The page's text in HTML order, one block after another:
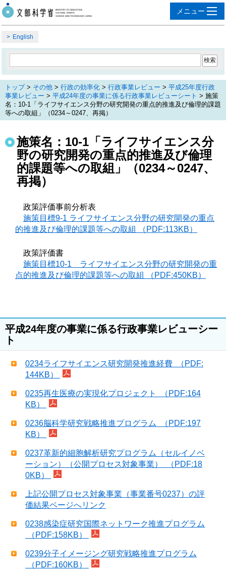
English
トップ> その他 > 行政の効率化 > 行政事業レビュー > 平成25年度行政
事業レビュー > 平成24年度の事業に係る行政事業レビューシート > 施策
名：10-1「ライフサイエンス分野の研究開発の重点的推進及び倫理的課題
等への取組」（0234～0247、再掲）
施策名：10-1「ライフサイエンス分
野の研究開発の重点的推進及び倫理
的課題等への取組」（0234～0247、
再掲）
政策評価事前分析表
施策目標9-1 ライフサイエンス分野の研究開発の重点
的推進及び倫理的課題等への取組 （PDF:113KB）
政策評価書
施策目標10-1 ライフサイエンス分野の研究開発の重
点的推進及び倫理的課題等への取組 （PDF:450KB）
平成24年度の事業に係る行政事業レビューシー
ト
0234ライフサイエンス研究開発推進経費 （PDF:
144KB）
0235再生医療の実現化プロジェクト （PDF:164
KB）
0236脳科学研究戦略推進プログラム （PDF:197
KB）
0237革新的細胞解析研究プログラム（セルイノベ
ーション）（公開プロセス対象事業） （PDF:18
0KB）
上記公開プロセス対象事業（事業番号0237）の評
価結果ページへリンク
0238感染症研究国際ネットワーク推進プログラム
（PDF:158KB）
0239分子イメージング研究戦略推進プログラム
（PDF:160KB）